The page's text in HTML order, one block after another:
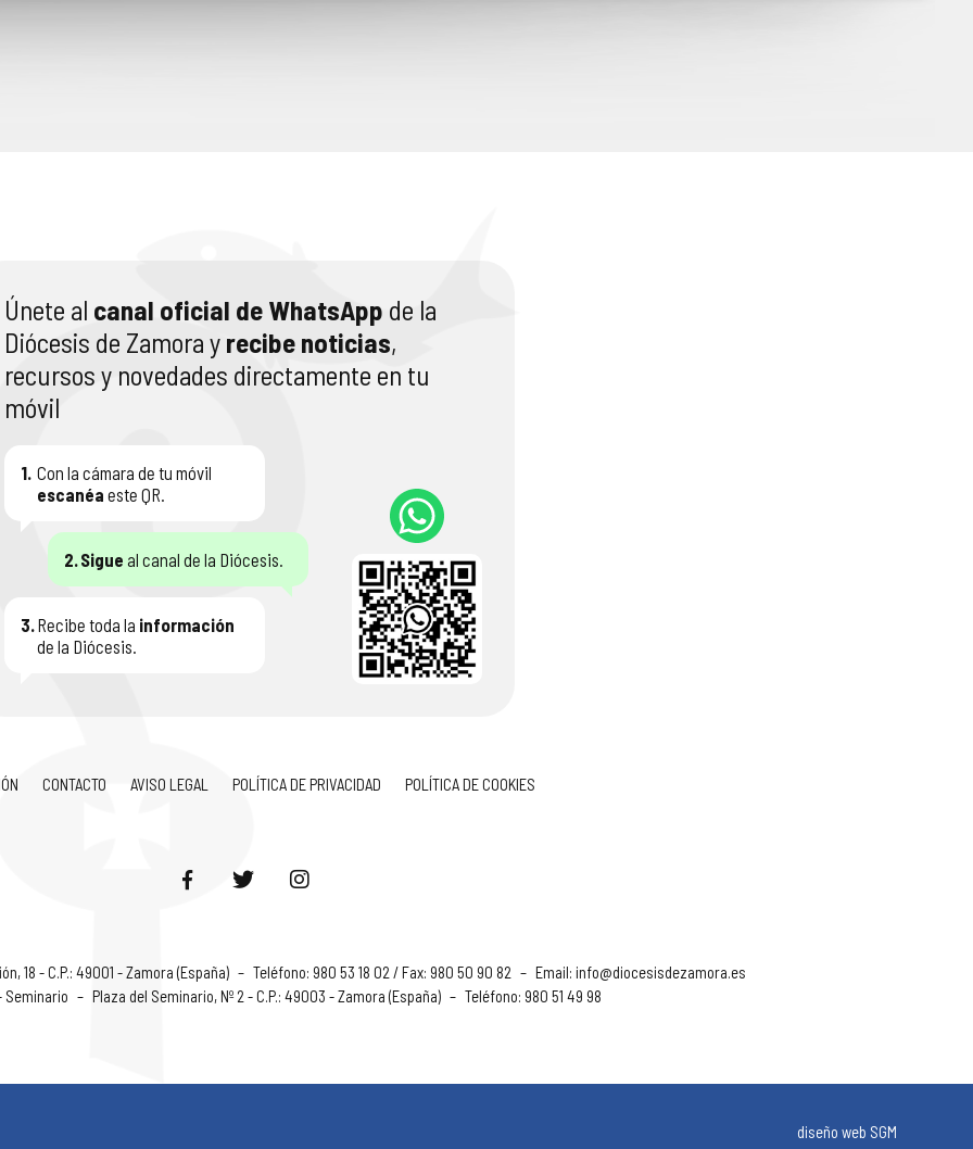
Únete al canal oficial de WhatsApp de la
Diócesis de Zamora y recibe noticias,
recursos y novedades directamente en tu
móvil
1. Con la cámara de tu móvil
escanéa este QR.
2.Sigue al canal de la Diócesis.
3.Recibe toda la información
de la Diócesis.
CONTACTO AVISO LEGAL POLÍTICA DE PRIVACIDAD POLÍTICA DE COOKIES
18 - C.P.: 49001 - Zamora (España) – Teléfono: 980 53 18 02 / Fax: 980 50 90 82 – Email: info@diocesisdezamora.es
Seminario – Plaza del Seminario, Nº 2 - C.P.: 49003 - Zamora (España) – Teléfono: 980 51 49 98
diseño web SGM